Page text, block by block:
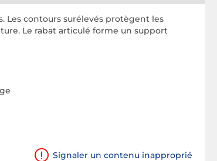
Les contours surélevés protègent les
Le rabat articulé forme un support
Signaler un contenu inapproprié